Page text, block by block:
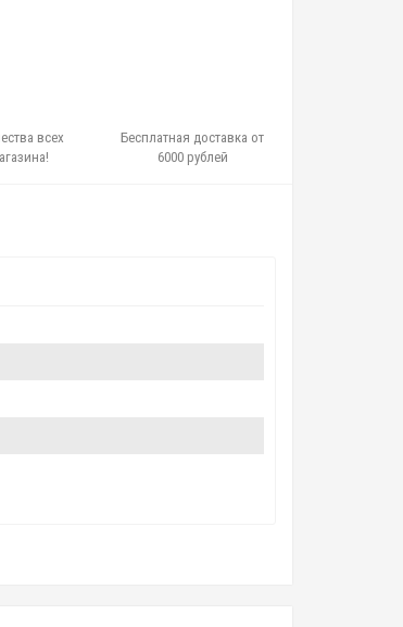
всех
Бесплатная доставка от
6000 рублей